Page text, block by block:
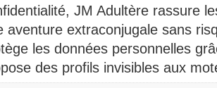
JM Adultère rassure
aventure extraconjugale sans
les données personnelles
des profils invisibles aux